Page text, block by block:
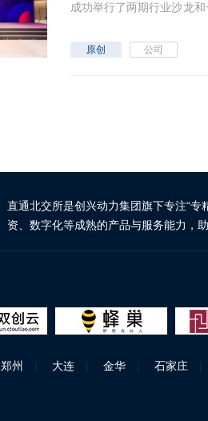
成功举行了两期行业沙龙
原创 公司
直通北交所是创兴动力集团旗下专注“
资、数字化等成熟的产品与服务能力，
郑州 | 大连 | 金华 | 石家庄 |